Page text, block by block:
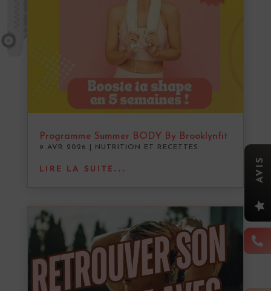
Programme Summer BODY By Brooklynfit
9 AVR 2026 NUTRITION ET RECETTES
LIRE LA SUITE...


AVIS